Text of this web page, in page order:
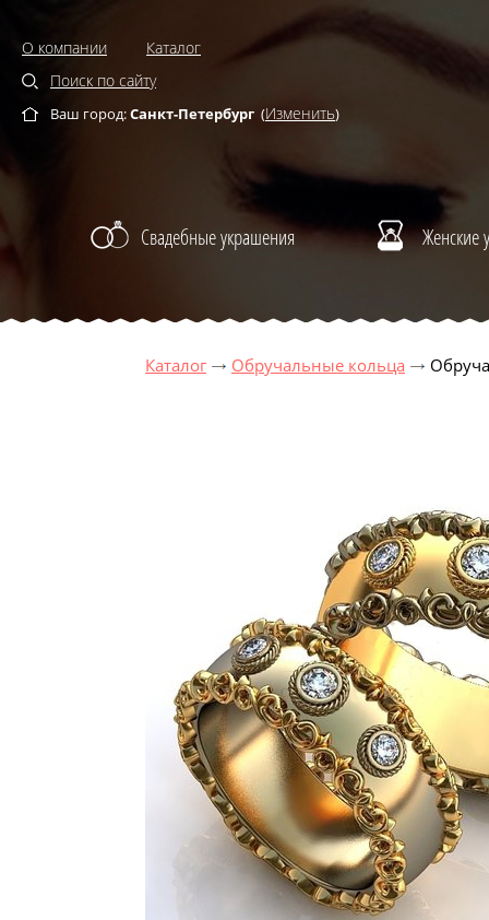
О компании
Каталог
Поиск по сайту
Ваш город:Санкт-Петербург (Изменить)
Свадебные украшения Женские
Каталог Обручальные кольца